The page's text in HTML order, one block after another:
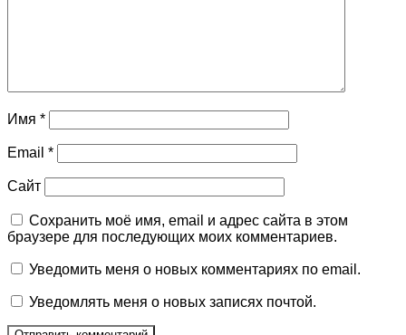
Имя *
Email *
Сайт
Сохранить моё имя, email и адрес сайта в этом
браузере для последующих моих комментариев.
Уведомить меня о новых комментариях по email.
Уведомлять меня о новых записях почтой.